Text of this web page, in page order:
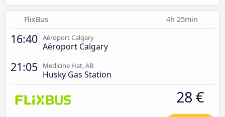
FlixBus 4h 25min
16:40 Aéroport Calgary
Aéroport Calgary
21:05 Medicine Hat, AB
Husky Gas Station
28 €